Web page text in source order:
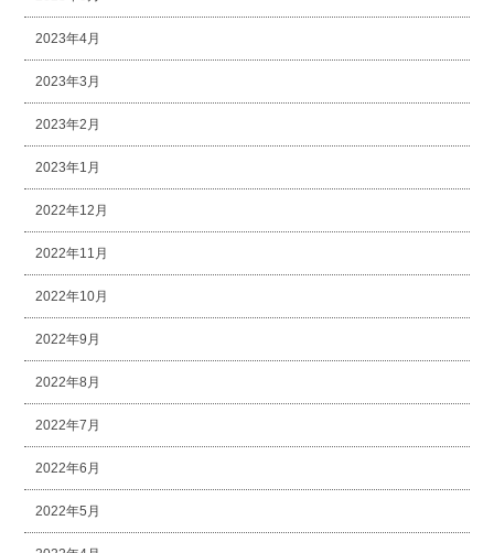
2023年4月
2023年3月
2023年2月
2023年1月
2022年12月
2022年11月
2022年10月
2022年9月
2022年8月
2022年7月
2022年6月
2022年5月